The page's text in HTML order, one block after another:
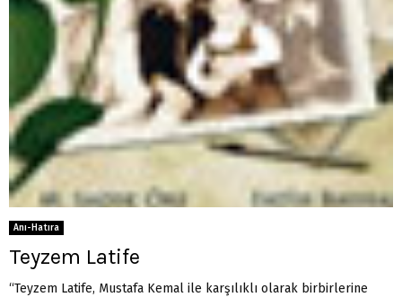
Anı-Hatıra
Teyzem Latife
“Teyzem Latife, Mustafa Kemal ile karşılıklı olarak birbirlerine